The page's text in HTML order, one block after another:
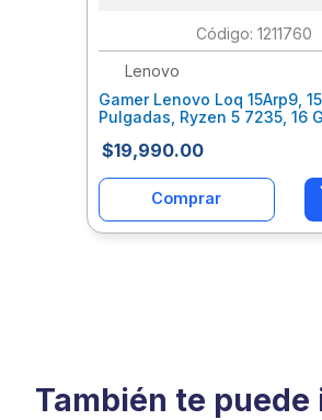
: 1211760
Lenovo
Gamer Lenovo Loq 15Arp9,
Pulgadas, Ryzen 5 7235, 16
6Gb, Windows 1 83Jc0079Lm
$19,990.00
Comprar
También te puede